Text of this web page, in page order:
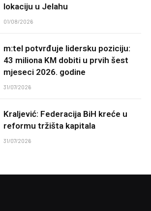
lokaciju u Jelahu
01/08/2026
m:tel potvrđuje lidersku poziciju:
43 miliona KM dobiti u prvih šest
mjeseci 2026. godine
31/07/2026
Kraljević: Federacija BiH kreće u
reformu tržišta kapitala
31/07/2026